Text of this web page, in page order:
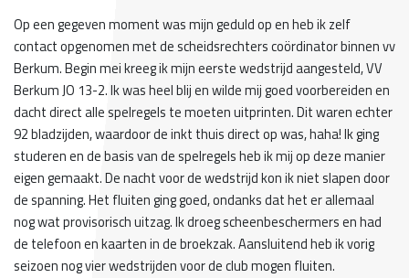
Op een gegeven moment was mijn geduld op en heb ik zelf
contact opgenomen met de scheidsrechters coördinator binnen vv
Berkum. Begin mei kreeg ik mijn eerste wedstrijd aangesteld, VV
Berkum JO 13-2. Ik was heel blij en wilde mij goed voorbereiden en
dacht direct alle spelregels te moeten uitprinten. Dit waren echter
92 bladzijden, waardoor de inkt thuis direct op was, haha! Ik ging
studeren en de basis van de spelregels heb ik mij op deze manier
eigen gemaakt. De nacht voor de wedstrijd kon ik niet slapen door
de spanning. Het fluiten ging goed, ondanks dat het er allemaal
nog wat provisorisch uitzag. Ik droeg scheenbeschermers en had
de telefoon en kaarten in de broekzak. Aansluitend heb ik vorig
seizoen nog vier wedstrijden voor de club mogen fluiten.